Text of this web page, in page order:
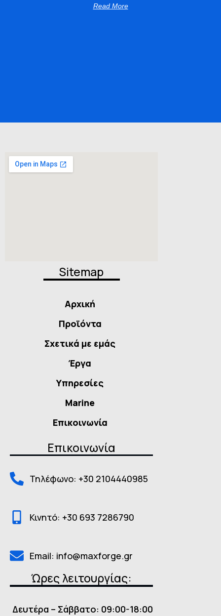
Read More
Sitemap
Αρχική
Προϊόντα
Σχετικά με εμάς
Έργα
Υπηρεσίες
Marine
Επικοινωνία
Επικοινωνία
Τηλέφωνο: +30 2104440985
Κινητό: +30 693 7286790
Email: info@maxforge.gr
Ώρες λειτουργίας:
Δευτέρα – Σάββατο: 09:00-18:00